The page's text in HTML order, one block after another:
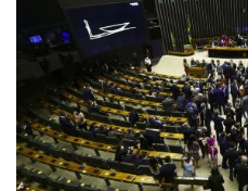
Desenvolvido
Tecnologia
Sistemas